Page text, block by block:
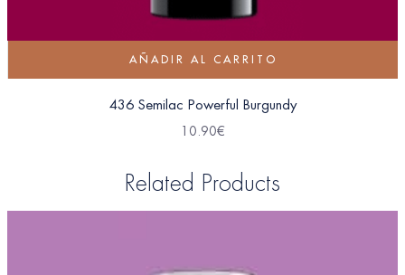
AÑADIR AL CARRITO
436 Semilac Powerful Burgundy
10.90€
Related Products